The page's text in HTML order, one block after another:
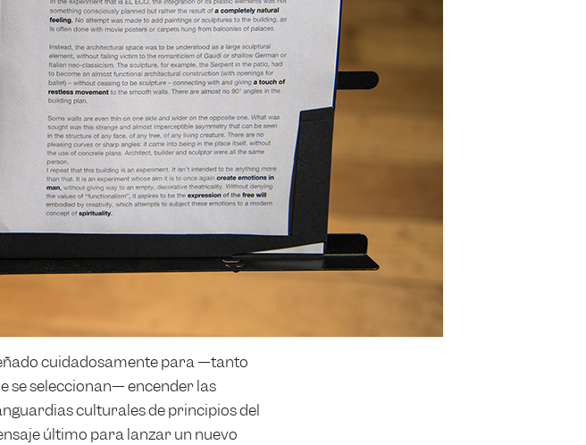
cuidadosamente para —tanto
se seleccionan— encender las
culturales de principios del
último para lanzar un nuevo